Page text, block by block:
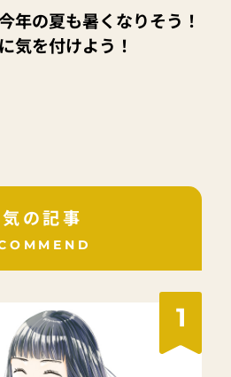
年の夏も暑くなりそう！
気を付けよう！
の記事
1